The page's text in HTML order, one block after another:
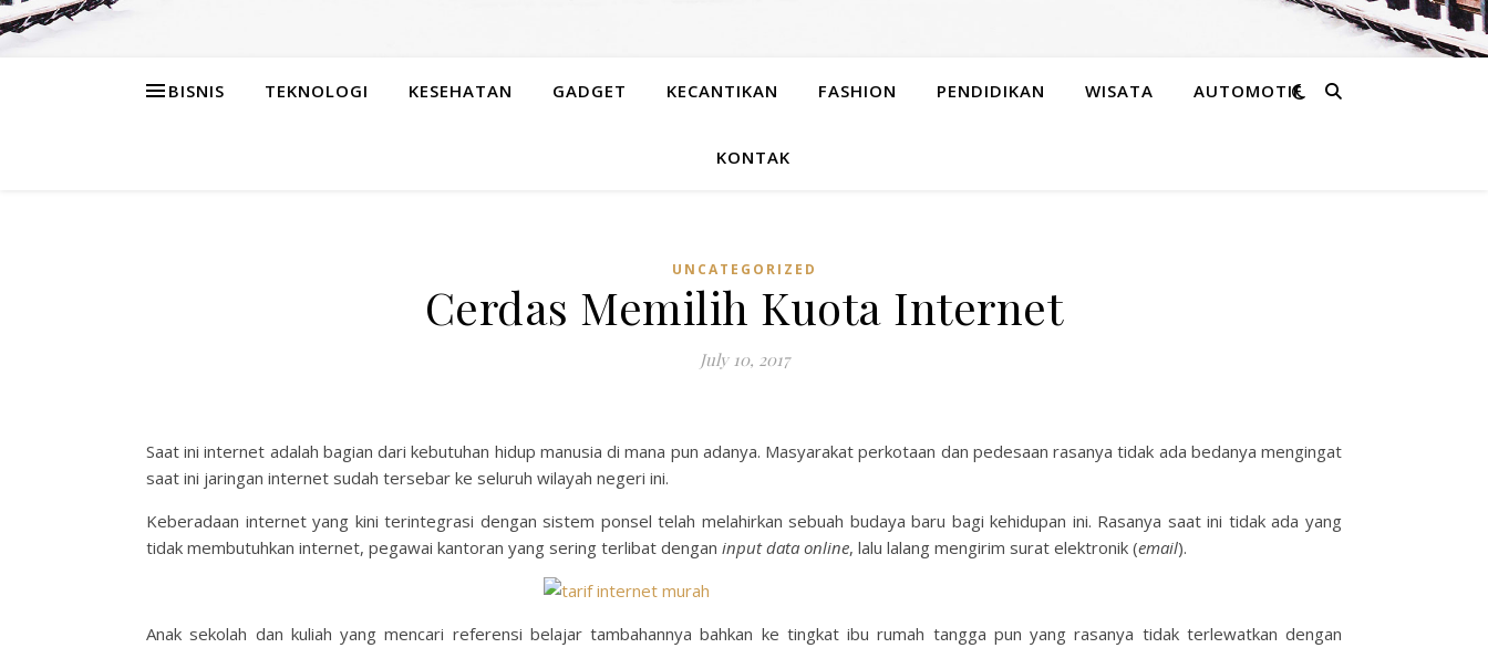
BISNIS TEKNOLOGI KESEHATAN GADGET KECANTIKAN FASHION PENDIDIKAN WISATA AUTOMOTIF
KONTAK
UNCATEGORIZED
Cerdas Memilih Kuota Internet
July 10, 2017
Saat ini internet adalah bagian dari kebutuhan hidup manusia di mana pun adanya. Masyarakat perkotaan dan pedesaan rasanya tidak ada bedanya mengingat
saat ini jaringan internet sudah tersebar ke seluruh wilayah negeri ini.
Keberadaan internet yang kini terintegrasi dengan sistem ponsel telah melahirkan sebuah budaya baru bagi kehidupan ini. Rasanya saat ini tidak ada yang
tidak membutuhkan internet, pegawai kantoran yang sering terlibat dengan input data online, lalu lalang mengirim surat elektronik (email).
Anak sekolah dan kuliah yang mencari referensi belajar tambahannya bahkan ke tingkat ibu rumah tangga pun yang rasanya tidak terlewatkan dengan